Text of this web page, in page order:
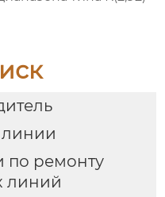
по ремонту
линий